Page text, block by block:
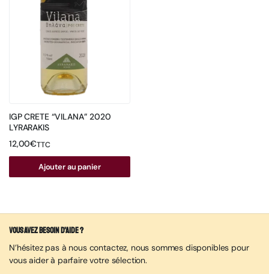
IGP CRETE “VILANA” 2020
LYRARAKIS
12,00€TTC
Ajouter au panier
Vous avez besoin d’aide ?
N’hésitez pas à nous contactez, nous sommes disponibles pour
vous aider à parfaire votre sélection.